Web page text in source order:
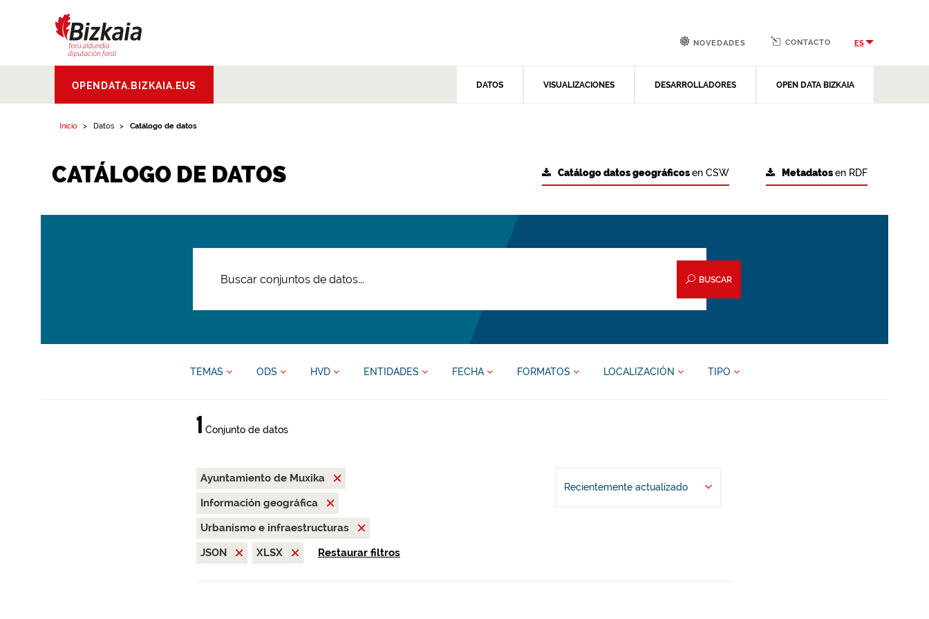
Aldundia.Diputacion
Foral de Bizkaia
OPENDATA.BIZKAIA.EUS DATOS VISUALIZACIONES DESARROLLADORES OPEN DATA BIZKAIA
NOVEDADES CONTACTO ES
Inicio Datos Catálogo de datos
CATÁLOGO DE DATOS Metadatosen RDF
Catálogo datos geográficosen CSW
BUSCAR
TEMAS ODS HVD ENTIDADES FECHA FORMATOS LOCALIZACIÓN TIPO
1 Conjunto de datos
Ayuntamiento de Muxika
Información geográfica
Urbanismo e infraestructuras
JSON
XLSX Restaurar filtros
Recientemente actualizado